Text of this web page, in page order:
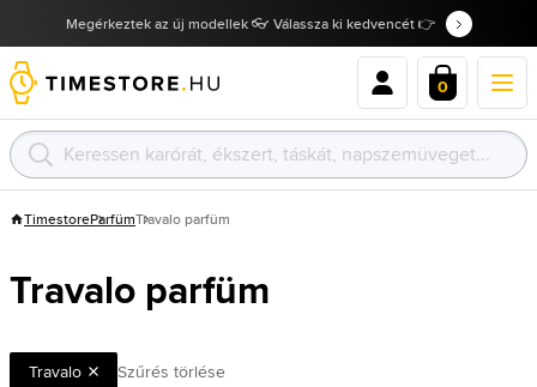
Megérkeztek az új modellek 👓 Válassza ki kedvencét 👉
0
TimestoreParfümTravalo parfüm
Travalo parfüm
Travalo Szűrés törlése